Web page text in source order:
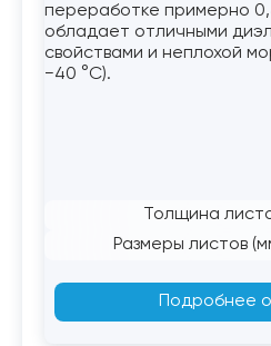
переработке примерно
обладает отличными
свойствами и неплохой
−40 °C).
Толщина
Размеры листов
Подробнее